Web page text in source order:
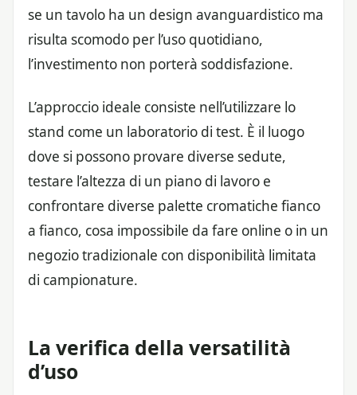
se un tavolo ha un design avanguardistico ma
risulta scomodo per l’uso quotidiano,
l’investimento non porterà soddisfazione.
L’approccio ideale consiste nell’utilizzare lo
stand come un laboratorio di test. È il luogo
dove si possono provare diverse sedute,
testare l’altezza di un piano di lavoro e
confrontare diverse palette cromatiche fianco
a fianco, cosa impossibile da fare online o in un
negozio tradizionale con disponibilità limitata
di campionature.
La verifica della versatilità
d’uso